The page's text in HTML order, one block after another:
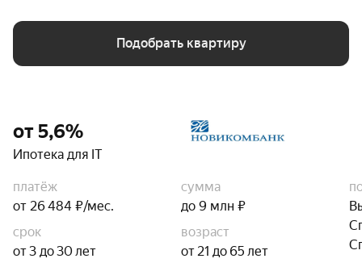
Подобрать квартиру
от 5,6%
Ипотека для IT
платёж
от 26 484 ₽/мес.
сумма
до 9 млн ₽
срок
от 3 до 30 лет
возраст
от 21 до 65 лет